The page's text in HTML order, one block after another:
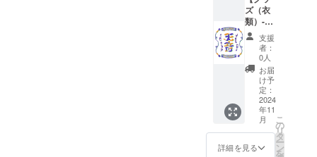
展開：
白 ※サ
イズは
オプ
ション
よりご
記入下
さい。
※記入が
無い場
合、M
サイズ
をお届
ズ（衣
類）-郵
送-】
『らー
みデザ
イン』
さまが
デザイ
ンしたT
シャツ
を提供
しま
す。 ・
支援
者：
0人
お届
け予
定：
2024
年11
月
詳細を見る
こ
の
リ
タ
ー
ン
を